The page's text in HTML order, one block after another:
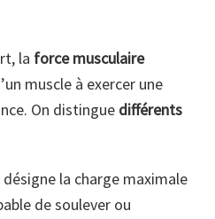
la force musculaire
muscle à exercer une
On distingue différents
la charge maximale
de soulever ou